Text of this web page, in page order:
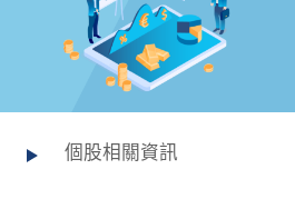
個股相關資訊